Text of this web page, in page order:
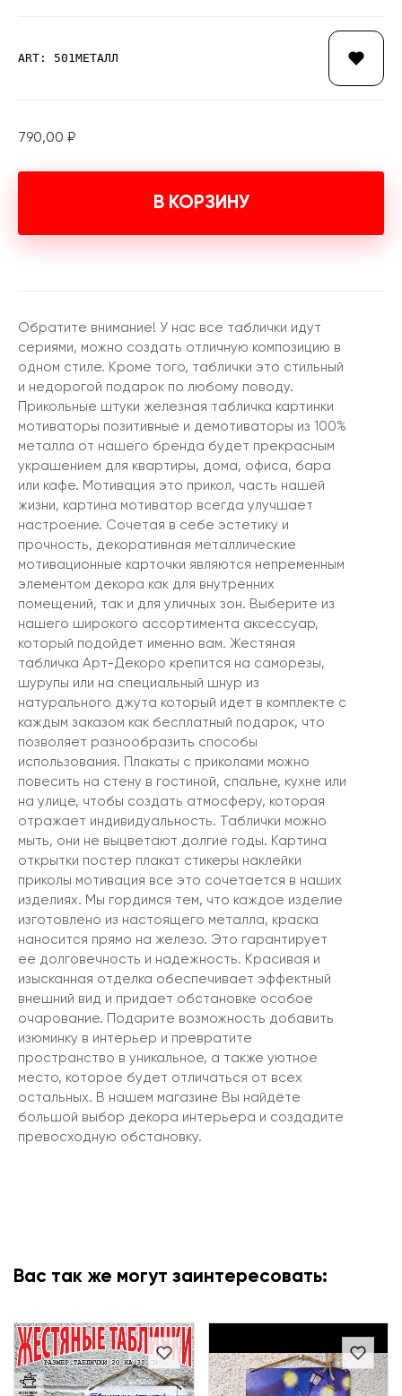
ART: 501МЕТАЛЛ
790,00 ₽
В КОРЗИНУ
Обратите внимание! У нас все таблички идут
сериями, можно создать отличную композицию в
одном стиле. Кроме того, таблички это стильный
и недорогой подарок по любому поводу.
Прикольные штуки железная табличка картинки
мотиваторы позитивные и демотиваторы из 100%
металла от нашего бренда будет прекрасным
украшением для квартиры, дома, офиса, бара
или кафе. Мотивация это прикол, часть нашей
жизни, картина мотиватор всегда улучшает
настроение. Сочетая в себе эстетику и
прочность, декоративная металлические
мотивационные карточки являются непременным
элементом декора как для внутренних
помещений, так и для уличных зон. Выберите из
нашего широкого ассортимента аксессуар,
который подойдет именно вам. Жестяная
табличка Арт-Декоро крепится на саморезы,
шурупы или на специальный шнур из
натурального джута который идет в комплекте с
каждым заказом как бесплатный подарок, что
позволяет разнообразить способы
использования. Плакаты с приколами можно
повесить на стену в гостиной, спальне, кухне или
на улице, чтобы создать атмосферу, которая
отражает индивидуальность. Таблички можно
мыть, они не выцветают долгие годы. Картина
открытки постер плакат стикеры наклейки
приколы мотивация все это сочетается в наших
изделиях. Мы гордимся тем, что каждое изделие
изготовлено из настоящего металла, краска
наносится прямо на железо. Это гарантирует
ее долговечность и надежность. Красивая и
изысканная отделка обеспечивает эффектный
внешний вид и придает обстановке особое
очарование. Подарите возможность добавить
изюминку в интерьер и превратите
пространство в уникальное, а также уютное
место, которое будет отличаться от всех
остальных. В нашем магазине Вы найдёте
большой выбор декора интерьера и создадите
превосходную обстановку.
Вас так же могут заинтересовать: